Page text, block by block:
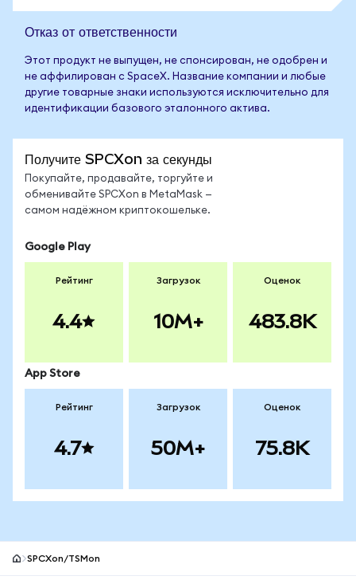
Отказ от ответственности
Этот продукт не выпущен, не спонсирован, не одобрен и
не аффилирован с SpaceX. Название компании и любые
другие товарные знаки используются исключительно для
идентификации базового эталонного актива.
Получите SPCXon за секунды
Покупайте, продавайте, торгуйте и
обменивайте SPCXon в MetaMask —
самом надёжном криптокошельке.
Google Play
Рейтинг
4.4
Загрузок
10M+
Оценок
483.8K
App Store
Рейтинг
4.7
Загрузок
50M+
Оценок
75.8K
SPCXon/TSMon